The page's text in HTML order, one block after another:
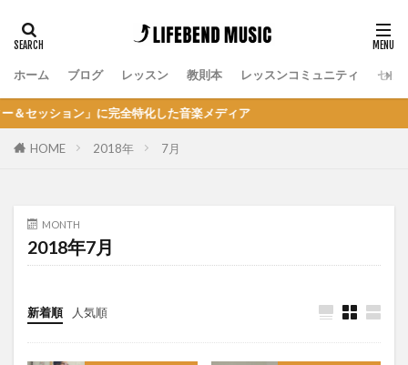
ホーム ブログ レッスン 教則本 レッスンコミュニティ セッ
ション」に完全特化した音楽メディア
HOME 2018年 7月
MONTH
2018年7月
新着順 人気順